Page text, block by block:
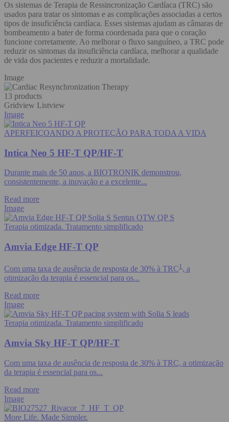
Os sistemas de Terapia de Ressincronização Cardíaca (TRC) são
usados para tratar os sintomas e as complicações associadas a certos
tipos de insuficiência cardíaca. Esses sistemas ajudam as câmaras de
bombeamento a bater de forma coordenada para que o coração
funcione corretamente. Ao melhorar o fluxo sanguíneo, a TRC pode
reduzir os sintomas da insuficiência cardíaca, melhorar a qualidade
de vida dos pacientes e reduzir a mortalidade.
Image
13 products
Gridview Listview
Image
APERFEIÇOANDO A PROTEÇÃO PARA TODA A VIDA
Intica Neo 5 HF-T QP/HF-T
Durante mais de 50 anos, a BIOTRONIK demonstrou,
consistentemente, a inovação e a excelente...
Read more
Image
Terapia otimizada. Tratamento simplificado
Amvia Edge HF-T QP
Com uma taxa de ausência de resposta de 30% à TRC1 , a
otimização da terapia é essencial para os...
Read more
Image
Terapia otimizada. Tratamento simplificado
Amvia Sky HF-T QP/HF-T
Com uma taxa de ausência de resposta de 30% à TRC, a otimização
da terapia é essencial para os...
Read more
Image
More Life. Made Simpler.